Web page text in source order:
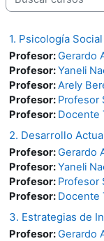
1. Psicología Social
Profesor:Gerardo
Profesor:Yaneli
Profesor:Arely
Profesor: Profesor
Profesor: Docente
2. Desarrollo
Profesor:Gerardo
Profesor:Yaneli
Profesor: Profesor
Profesor: Docente
3. Estrategias de
Profesor:Gerardo